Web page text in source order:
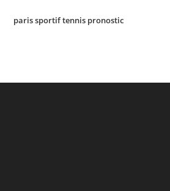
paris sportif tennis pronostic